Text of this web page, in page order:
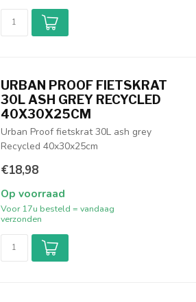
URBAN PROOF FIETSKRAT
30L ASH GREY RECYCLED
40X30X25CM
Urban Proof fietskrat 30L ash grey
Recycled 40x30x25cm
€18,98
Op voorraad
Voor 17u besteld = vandaag
verzonden